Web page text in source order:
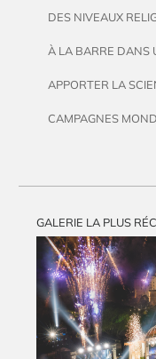
DES NIVEAUX
À LA BARRE DANS
APPORTER LA
CAMPAGNES
GALERIE LA PLUS